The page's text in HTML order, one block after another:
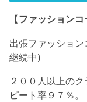
【ファッション
出張ファッショ
継続中)
２００人以上の
ピート率９７％。